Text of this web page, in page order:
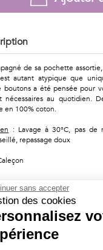
de sa pochette
autant atypique que
boutons a été pensée pour
nécessaires au quotidien.
en 100% coton.
: Lavage à 30°C, pas de
repassage doux
& Entretien
& Retours
sans accepter
des cookies